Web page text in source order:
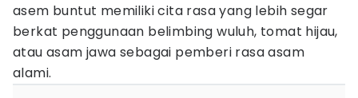
asem buntut memiliki cita rasa yang lebih segar
berkat penggunaan belimbing wuluh, tomat hijau,
atau asam jawa sebagai pemberi rasa asam
alami.